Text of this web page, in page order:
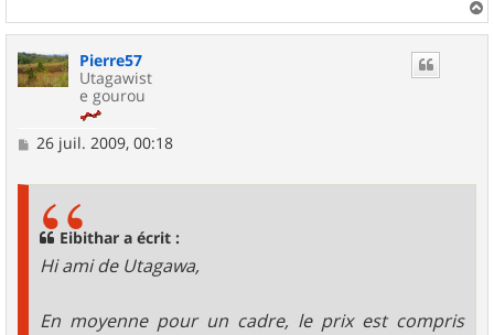
a
Pierre57
Utagawist
e gourou
M
26 juil. 2009, 00:18
Eibithar a écrit :
Hi ami de Utagawa,
En moyenne pour un cadre, le prix est compris